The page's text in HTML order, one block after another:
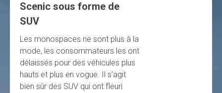
Scenic sous forme de
SUV
Les monospaces ne sont plus à la
mode, les consommateurs les ont
délaissés pour des véhicules plus
hauts et plus en vogue. Il s’agit
bien sûr des SUV qui ont fleuri